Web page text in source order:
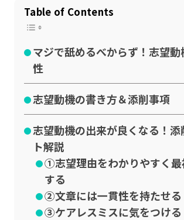
Table of Contents
マジで舐めるべからず！志望
性
志望動機の書き方＆添削事項
志望動機の出来が良くなる！添
ト解説
➀志望理由をわかりやすく最
する
➁文章には一貫性を持たせる
➂ケアレスミスに気をつける